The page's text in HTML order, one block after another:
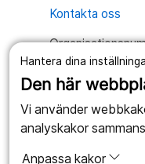
Hantera dina
Den här
Vi använder
analyskakor
Anpassa kakor
Kontakta oss